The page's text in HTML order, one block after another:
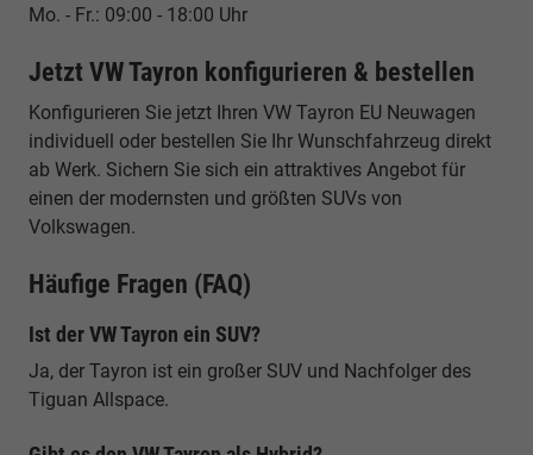
Mo. - Fr.: 09:00 - 18:00 Uhr
Jetzt VW Tayron konfigurieren & bestellen
Konfigurieren Sie jetzt Ihren VW Tayron EU Neuwagen
individuell oder bestellen Sie Ihr Wunschfahrzeug direkt
ab Werk. Sichern Sie sich ein attraktives Angebot für
einen der modernsten und größten SUVs von
Volkswagen.
Häufige Fragen (FAQ)
Ist der VW Tayron ein SUV?
Ja, der Tayron ist ein großer SUV und Nachfolger des
Tiguan Allspace.